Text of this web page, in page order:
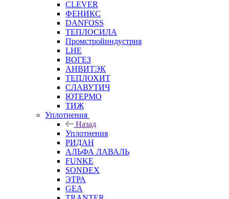
CLEVER
ФЕНИКС
DANFOSS
ТЕПЛОСИЛА
Промстройиндустрия
LHE
ВОГЕЗ
АНВИТЭК
ТЕПЛОХИТ
СЛАВУТИЧ
ЮТЕРМО
ТИЖ
Уплотнения
Назад
Уплотнения
РИДАН
АЛЬФА ЛАВАЛЬ
FUNKE
SONDEX
ЭТРА
GEA